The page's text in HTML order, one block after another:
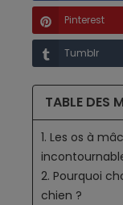
Pinterest
Tumblr
TABLE DES
1. Les os à
2. Pourquoi
chien ?